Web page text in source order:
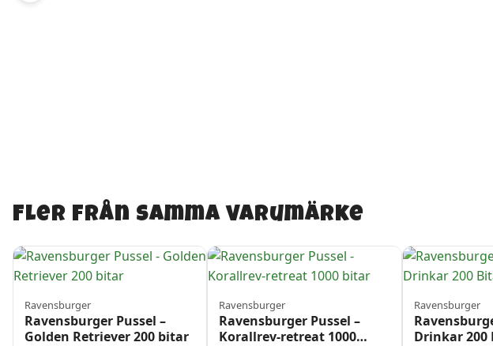
Fler från samma varumärke
Ravensburger
Ravensburger Pussel –
Golden Retriever 200 bitar
Ravensburger
Ravensburger Pussel –
Korallrev-retreat 1000
Ravensburger
Drinkar 200